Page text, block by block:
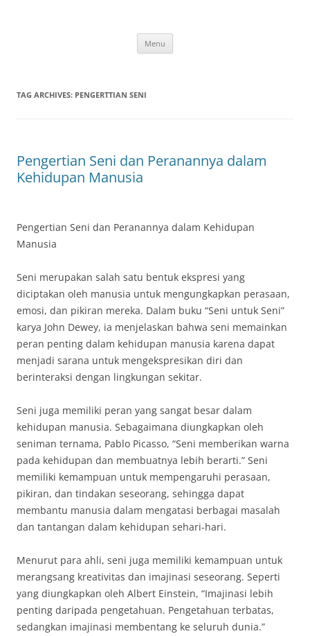
Menu
TAG ARCHIVES: PENGERTTIAN SENI
Pengertian Seni dan Peranannya dalam
Kehidupan Manusia
Pengertian Seni dan Peranannya dalam Kehidupan
Manusia
Seni merupakan salah satu bentuk ekspresi yang
diciptakan oleh manusia untuk mengungkapkan perasaan,
emosi, dan pikiran mereka. Dalam buku “Seni untuk Seni”
karya John Dewey, ia menjelaskan bahwa seni memainkan
peran penting dalam kehidupan manusia karena dapat
menjadi sarana untuk mengekspresikan diri dan
berinteraksi dengan lingkungan sekitar.
Seni juga memiliki peran yang sangat besar dalam
kehidupan manusia. Sebagaimana diungkapkan oleh
seniman ternama, Pablo Picasso, “Seni memberikan warna
pada kehidupan dan membuatnya lebih berarti.” Seni
memiliki kemampuan untuk mempengaruhi perasaan,
pikiran, dan tindakan seseorang, sehingga dapat
membantu manusia dalam mengatasi berbagai masalah
dan tantangan dalam kehidupan sehari-hari.
Menurut para ahli, seni juga memiliki kemampuan untuk
merangsang kreativitas dan imajinasi seseorang. Seperti
yang diungkapkan oleh Albert Einstein, “Imajinasi lebih
penting daripada pengetahuan. Pengetahuan terbatas,
sedangkan imajinasi membentang ke seluruh dunia.”